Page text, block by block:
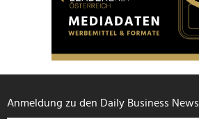
Anmeldung zu den Daily Business News